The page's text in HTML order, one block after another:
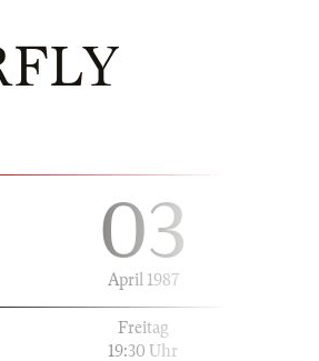
03
April 1987
Freitag
19:30 Uhr